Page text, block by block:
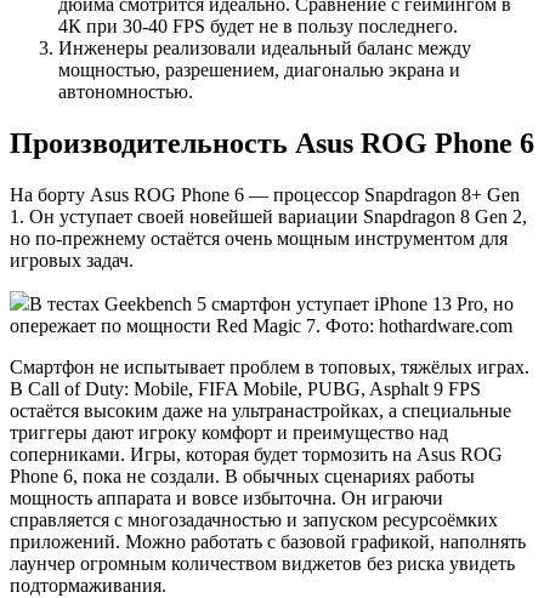
дюйма смотрится идеально. Сравнение с геймингом в
4К при 30-40 FPS будет не в пользу последнего.
Инженеры реализовали идеальный баланс между
мощностью, разрешением, диагональю экрана и
автономностью.
Производительность Asus ROG Phone 6
На борту Asus ROG Phone 6 — процессор Snapdragon 8+ Gen
1. Он уступает своей новейшей вариации Snapdragon 8 Gen 2,
но по-прежнему остаётся очень мощным инструментом для
игровых задач.
В тестах Geekbench 5 смартфон уступает iPhone 13 Pro, но
опережает по мощности Red Magic 7. Фото: hothardware.com
Смартфон не испытывает проблем в топовых, тяжёлых играх.
В Call of Duty: Mobile, FIFA Mobile, PUBG, Asphalt 9 FPS
остаётся высоким даже на ультранастройках, а специальные
триггеры дают игроку комфорт и преимущество над
соперниками. Игры, которая будет тормозить на Asus ROG
Phone 6, пока не создали. В обычных сценариях работы
мощность аппарата и вовсе избыточна. Он играючи
справляется с многозадачностью и запуском ресурсоёмких
приложений. Можно работать с базовой графикой, наполнять
лаунчер огромным количеством виджетов без риска увидеть
подтормаживания.